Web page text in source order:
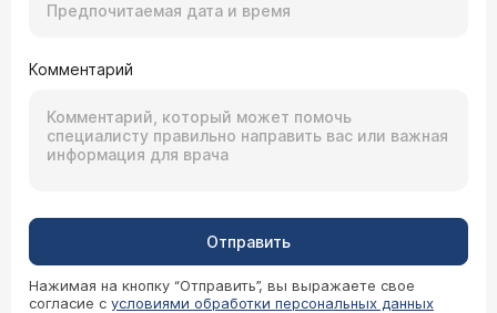
Комментарий
Отправить
Нажимая на кнопку “Отправить”, вы выражаете свое
согласие с условиями обработки персональных данных